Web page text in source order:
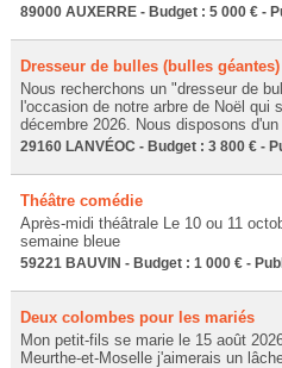
89000 AUXERRE - Budget : 5 000 € -
Dresseur de bulles (bulles géantes)
Nous recherchons un "dresseur de
l'occasion de notre arbre de Noël qui
décembre 2026. Nous disposons
29160 LANVÉOC - Budget : 3 800 € -
Théâtre comédie
Après-midi théâtrale Le 10 ou 11
semaine bleue
59221 BAUVIN - Budget : 1 000 € -
Deux colombes pour les mariés
Mon petit-fils se marie le 15 août
Meurthe-et-Moselle j'aimerais un